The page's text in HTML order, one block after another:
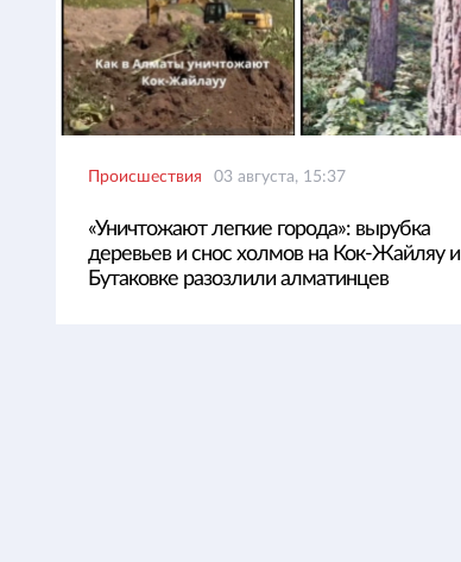
Происшествия 03 августа, 15:37
«Уничтожают легкие города»: вырубка
деревьев и снос холмов на Кок-Жайляу и
Бутаковке разозлили алматинцев